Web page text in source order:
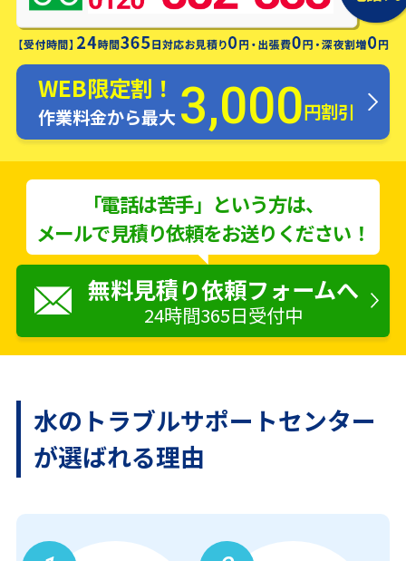
WEB限定割！
作業料金から最大 3,000円割引
「電話は苦手」という方は、
メールで見積り依頼をお送りください！
無料見積り依頼フォームへ
24時間365日受付中
水のトラブルサポートセンター
が選ばれる理由